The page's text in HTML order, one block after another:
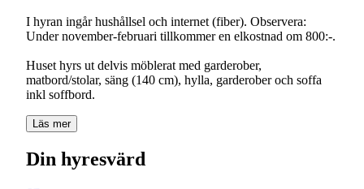
I hyran ingår hushållsel och internet (fiber). Observera:
Under november-februari tillkommer en elkostnad om 800:-.
Huset hyrs ut delvis möblerat med garderober,
matbord/stolar, säng (140 cm), hylla, garderober och soffa
inkl soffbord.
Läs mer
Din hyresvärd